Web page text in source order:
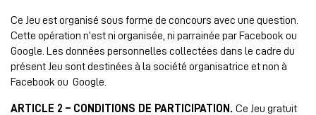
Ce Jeu est organisé sous forme de concours avec une question.
Cette opération n’est ni organisée, ni parrainée par Facebook ou
Google. Les données personnelles collectées dans le cadre du
présent Jeu sont destinées à la société organisatrice et non à
Facebook ou Google.
ARTICLE 2 – CONDITIONS DE PARTICIPATION. Ce Jeu gratuit